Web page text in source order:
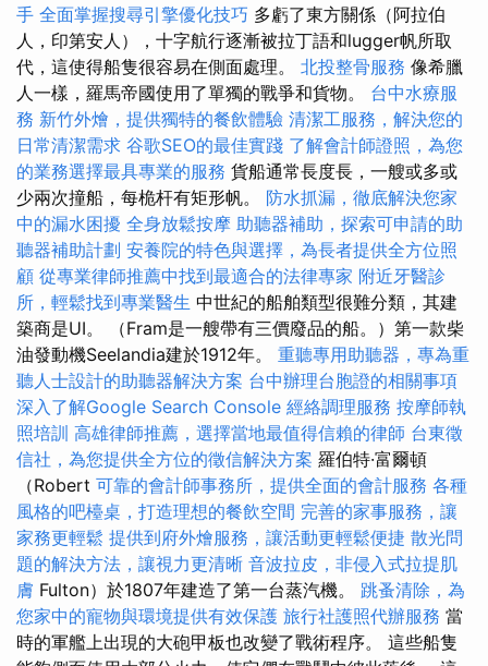
手 全面掌握搜尋引擎優化技巧 多虧了東方關係（阿拉伯
人，印第安人），十字航行逐漸被拉丁語和lugger帆所取
代，這使得船隻很容易在側面處理。 北投整骨服務 像希臘
人一樣，羅馬帝國使用了單獨的戰爭和貨物。 台中水療服
務 新竹外燴，提供獨特的餐飲體驗 清潔工服務，解決您的
日常清潔需求 谷歌SEO的最佳實踐 了解會計師證照，為您
的業務選擇最具專業的服務 貨船通常長度長，一艘或多或
少兩次撞船，每桅杆有矩形帆。 防水抓漏，徹底解決您家
中的漏水困擾 全身放鬆按摩 助聽器補助，探索可申請的助
聽器補助計劃 安養院的特色與選擇，為長者提供全方位照
顧 從專業律師推薦中找到最適合的法律專家 附近牙醫診
所，輕鬆找到專業醫生 中世紀的船舶類型很難分類，其建
築商是UI。 （Fram是一艘帶有三價廢品的船。）第一款柴
油發動機Seelandia建於1912年。 重聽專用助聽器，專為重
聽人士設計的助聽器解決方案 台中辦理台胞證的相關事項
深入了解Google Search Console 經絡調理服務 按摩師執
照培訓 高雄律師推薦，選擇當地最值得信賴的律師 台東徵
信社，為您提供全方位的徵信解決方案 羅伯特·富爾頓
（Robert 可靠的會計師事務所，提供全面的會計服務 各種
風格的吧檯桌，打造理想的餐飲空間 完善的家事服務，讓
家務更輕鬆 提供到府外燴服務，讓活動更輕鬆便捷 散光問
題的解決方法，讓視力更清晰 音波拉皮，非侵入式拉提肌
膚 Fulton）於1807年建造了第一台蒸汽機。 跳蚤清除，為
您家中的寵物與環境提供有效保護 旅行社護照代辦服務 當
時的軍艦上出現的大砲甲板也改變了戰術程序。 這些船隻